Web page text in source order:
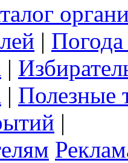
|
|
| Полезные
|